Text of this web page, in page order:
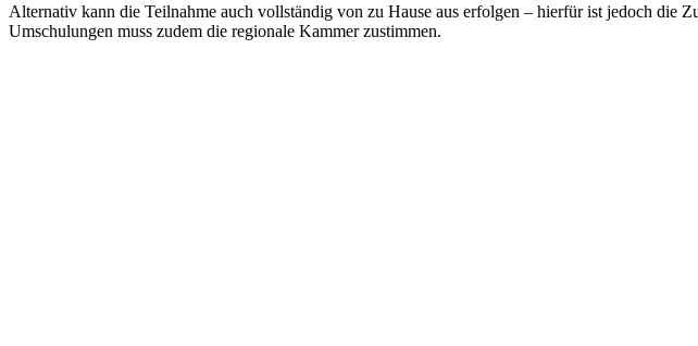
Alternativ kann die Teilnahme auch vollständig von zu Hause aus erfolgen – hierfür ist jedoch die
Umschulungen muss zudem die regionale Kammer zustimmen.